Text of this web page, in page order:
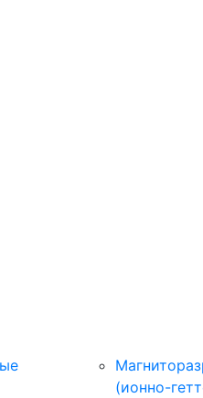
(ионно-